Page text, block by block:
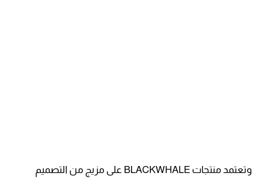
وتعتمد منتجات BLACKWHALE على مزيج من التصميم